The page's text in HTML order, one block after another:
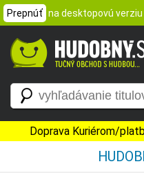
Prepnúť na desktopovú
Doprava Kuriérom/